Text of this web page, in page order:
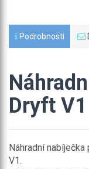
Podrobnosti
Dryft V1
Náhradní
V1.